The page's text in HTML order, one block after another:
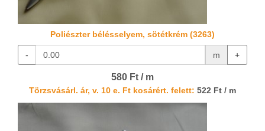
Poliészter bélésselyem, sötétkrém (3263)
- m +
580 Ft / m
Törzsvásárl. ár, v. 10 e. Ft kosárért. felett: 522 Ft / m